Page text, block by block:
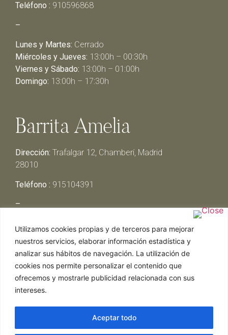
Utilizamos cookies propias y de terceros para mejorar
nuestros servicios, elaborar información estadística y
analizar sus hábitos de navegación. La utilización de
cookies nos permite personalizar el contenido que
ofrecemos y mostrarle publicidad relacionada con sus
intereses.
Aceptar todo
Teléfono : 910596868
–
Lunes y Martes: Cerrado
Miércoles y Jueves: 13:00h – 00:30h
Viernes y Sábado: 13:00h – 01:00h
Domingo: 13:00h – 17:30h
Barrita Amelia
Dirección: Trafalgar 12, Chamberí, Madrid
28010
Teléfono : 915104391
–
Miércoles y Jueves:
13:00h – 00:30h
Viernes y Sábado: